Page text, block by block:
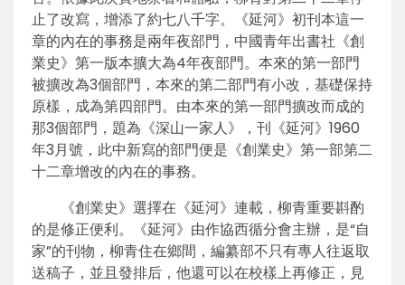
止了改寫，增添了約七八千字。《延河》初刊本這一
章的內在的事務是兩年夜部門，中國青年出書社《創
業史》第一版本擴大為4年夜部門。本來的第一部門
被擴改為3個部門，本來的第二部門有小改，基礎保持
原樣，成為第四部門。由本來的第一部門擴改而成的
那3個部門，題為《深山一家人》，刊《延河》1960
年3月號，此中新寫的部門便是《創業史》第一部第二
十二章增改的內在的事務。
《創業史》選擇在《延河》連載，柳青重要斟酌
的是修正便利。《延河》由作協西循分會主辦，是“自
家”的刊物，柳青住在鄉間，編纂部不只有專人往返取
送稿子，並且發排后，他還可以在校樣上再修正，見